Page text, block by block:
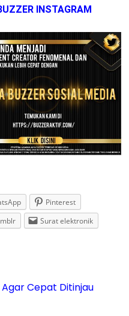
INSTAGRAM
Pinterest
Surat elektronik
Cepat Ditinjau